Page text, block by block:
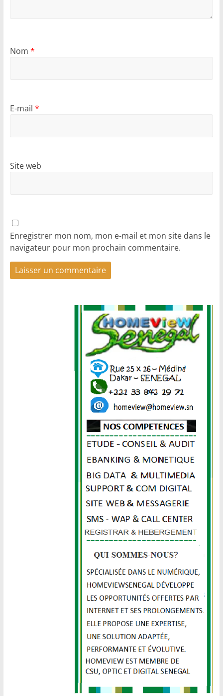
Nom *
E-mail *
Site web
Enregistrer mon nom, mon e-mail et mon site dans le
navigateur pour mon prochain commentaire.